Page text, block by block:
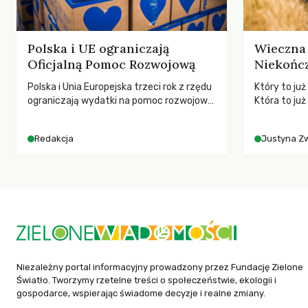
Polska i UE ograniczają
Oficjalną Pomoc Rozwojową
Polska i Unia Europejska trzeci rok z rzędu
ograniczają wydatki na pomoc rozwojową
dla krajów najbardziej potrzebujących, a
Redakcja
Który to
Która to
społeczne?
Justyna
Niezależny portal informacyjny prowadzony przez Fundację Zielone
Światło. Tworzymy rzetelne treści o społeczeństwie, ekologii i
gospodarce, wspierając świadome decyzje i realne zmiany.